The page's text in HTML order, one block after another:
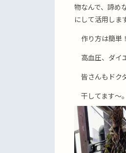
物なんで、諦め
にして活用しま
作り方は簡単
高血圧、ダイ
皆さんもドク
干してます〜。